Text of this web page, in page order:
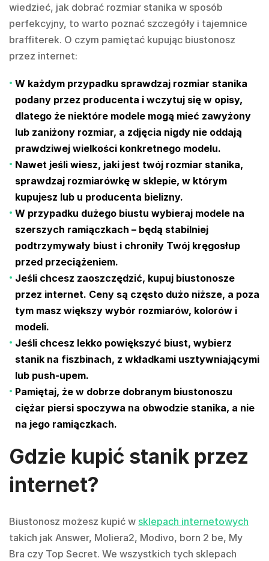
wiedzieć, jak dobrać rozmiar stanika w sposób
perfekcyjny, to warto poznać szczegóły i tajemnice
braffiterek. O czym pamiętać kupując biustonosz
przez internet:
W każdym przypadku sprawdzaj rozmiar stanika
podany przez producenta i wczytuj się w opisy,
dlatego że niektóre modele mogą mieć zawyżony
lub zaniżony rozmiar, a zdjęcia nigdy nie oddają
prawdziwej wielkości konkretnego modelu.
Nawet jeśli wiesz, jaki jest twój rozmiar stanika,
sprawdzaj rozmiarówkę w sklepie, w którym
kupujesz lub u producenta bielizny.
W przypadku dużego biustu wybieraj modele na
szerszych ramiączkach – będą stabilniej
podtrzymywały biust i chroniły Twój kręgosłup
przed przeciążeniem.
Jeśli chcesz zaoszczędzić, kupuj biustonosze
przez internet. Ceny są często dużo niższe, a poza
tym masz większy wybór rozmiarów, kolorów i
modeli.
Jeśli chcesz lekko powiększyć biust, wybierz
stanik na fiszbinach, z wkładkami usztywniającymi
lub push-upem.
Pamiętaj, że w dobrze dobranym biustonoszu
ciężar piersi spoczywa na obwodzie stanika, a nie
na jego ramiączkach.
Gdzie kupić stanik przez
internet?
Biustonosz możesz kupić w sklepach internetowych
takich jak Answer, Moliera2, Modivo, born 2 be, My
Bra czy Top Secret. We wszystkich tych sklepach